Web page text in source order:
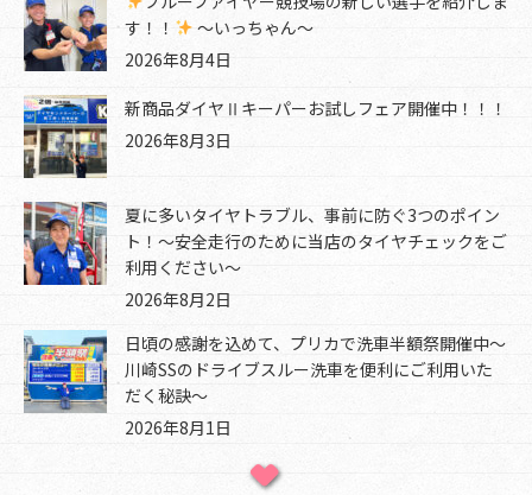
す！！
～いっちゃん～
2026年8月4日
新商品ダイヤⅡキーパーお試しフェア開催中！！！
2026年8月3日
夏に多いタイヤトラブル、事前に防ぐ3つのポイン
ト！～安全走行のために当店のタイヤチェックをご
利用ください～
2026年8月2日
日頃の感謝を込めて、プリカで洗車半額祭開催中～
川崎SSのドライブスルー洗車を便利にご利用いた
だく秘訣～
2026年8月1日